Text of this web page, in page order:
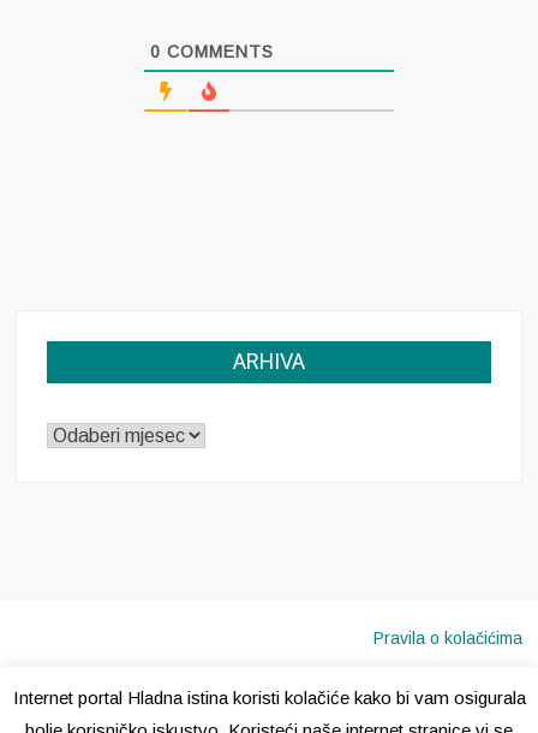
0 COMMENTS
ARHIVA
ARHIVA
Pravila o kolačićima
Internet portal Hladna istina koristi kolačiće kako bi vam osigurala
Copyright © 2020 · Sva prava pridržana · Hladna Istina